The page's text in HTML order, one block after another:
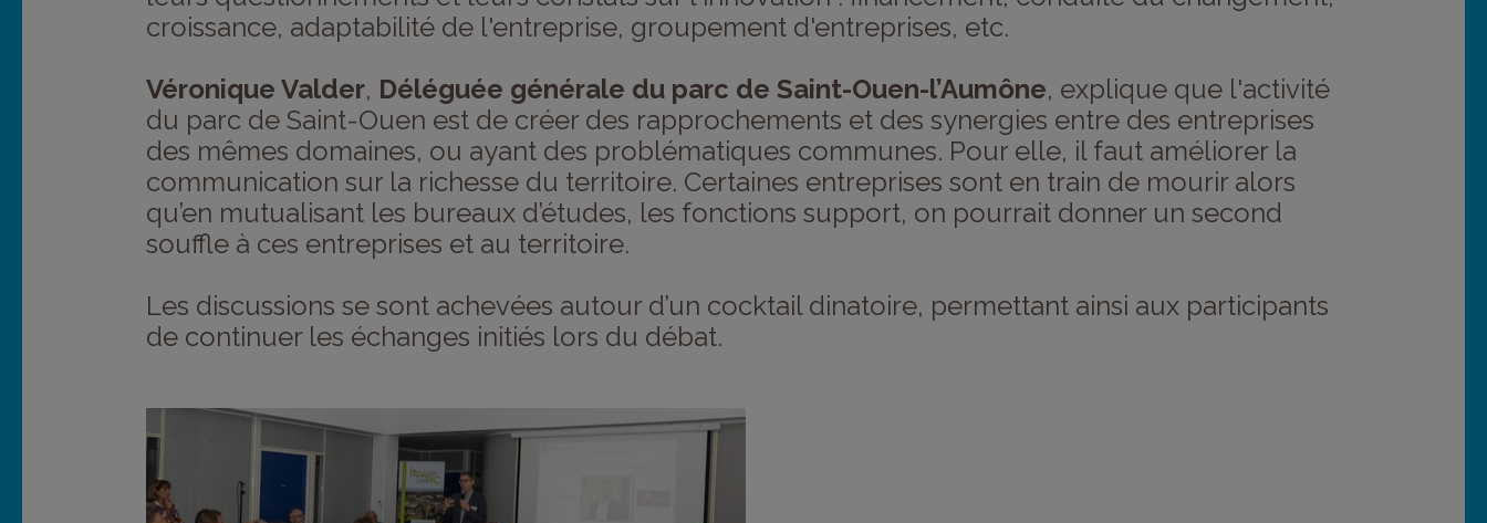
croissance, adaptabilité de l'entreprise, groupement d'entreprises, etc.
Véronique Valder, Déléguée générale du parc de Saint-Ouen-l’Aumône, explique que l'activité
du parc de Saint-Ouen est de créer des rapprochements et des synergies entre des entreprises
des mêmes domaines, ou ayant des problématiques communes. Pour elle, il faut améliorer la
communication sur la richesse du territoire. Certaines entreprises sont en train de mourir alors
qu’en mutualisant les bureaux d’études, les fonctions support, on pourrait donner un second
souffle à ces entreprises et au territoire.
Les discussions se sont achevées autour d’un cocktail dinatoire, permettant ainsi aux participants
de continuer les échanges initiés lors du débat.